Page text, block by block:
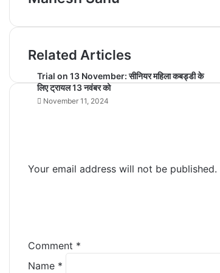
Related Articles
Trial on 13 November: सीनियर महिला कबड्डी के
लिए ट्रायल 13 नवंबर को
November 11, 2024
Your email address will not be published.
Comment *
Name *